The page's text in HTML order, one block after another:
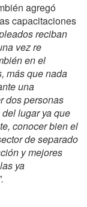
agregó
capacitaciones
reciban
vez re
en el
más que nada
una
dos personas
lugar ya que
conocer bien el
de separado
y mejores
ya